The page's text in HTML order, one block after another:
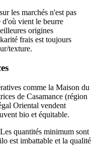
les marchés n'est pas
d'où vient le beurre
origines
frais est toujours
texture.
comme la Maison du
de Casamance (région
Oriental vendent
bio et équitable.
quantités minimum sont
est imbattable et la qualité